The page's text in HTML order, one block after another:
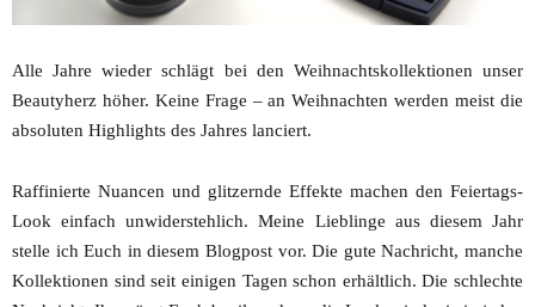
Alle Jahre wieder schlägt bei den Weihnachtskollektionen unser
Beautyherz höher. Keine Frage – an Weihnachten werden meist die
absoluten Highlights des Jahres lanciert.
Raffinierte Nuancen und glitzernde Effekte machen den Feiertags-
Look einfach unwiderstehlich. Meine Lieblinge aus diesem Jahr
stelle ich Euch in diesem Blogpost vor. Die gute Nachricht, manche
Kollektionen sind seit einigen Tagen schon erhältlich. Die schlechte